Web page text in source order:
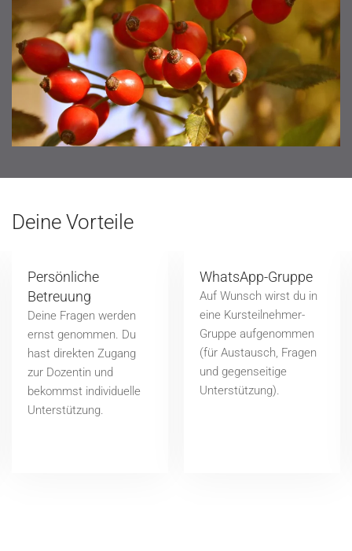
Deine Vorteile
WhatsApp-Gruppe
Auf Wunsch wirst du in
eine Kursteilnehmer-
Gruppe aufgenommen
(für Austausch, Fragen
und gegenseitige
Unterstützung).
Farbige Skripte per
Post im Ordner
Du erhältst farbige
Skripte per Post im
Ordner: deine Begleiter
durch den Kurs und
darüber hinaus.